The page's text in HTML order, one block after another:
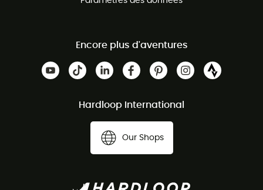
Encore plus d'aventures
Hardloop International
Our Shops